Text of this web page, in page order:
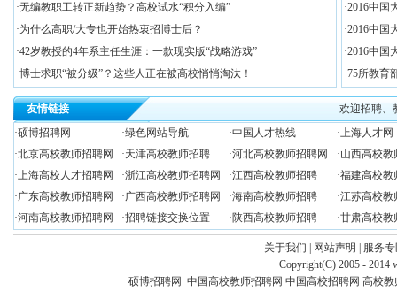
·无编教职工转正新趋势？高校试水“积分入编”
·为什么高职/大专也开始热衷招博士后？
·42岁教授的4年系主任生涯：一款现实版“战略游戏”
·博士求职“被分级”？这些人正在被高校悄悄淘汰！
·2016中国
·2016中国
·2016中国
·75所教育
友情链接
欢迎招聘、
·硕博招聘网 ·绿色网站导航 ·中国人才热线 ·上海人才网
·北京高校教师招聘网 ·天津高校教师招聘 ·河北高校教师招聘网 ·山西高校教
·上海高校人才招聘网 ·浙江高校教师招聘网 ·江西高校教师招聘 ·福建高校教
·广东高校教师招聘网 ·广西高校教师招聘网 ·海南高校教师招聘 ·江苏高校教
·河南高校教师招聘网 ·招聘链接交换位置 ·陕西高校教师招聘 ·甘肃高校教
关于我们 网站声明
服务
Copyright(C) 2005 - 2014
硕博招聘网 中国高校教师招聘网 中国高校招聘网 高校